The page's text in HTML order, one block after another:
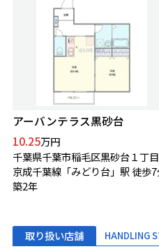
アーバンテラス黒砂台
10.25万円
千葉県千葉市稲毛区黒砂台１丁目
京成千葉線「みどり台」駅 徒歩
築2年
取り扱い店舗 HANDLING